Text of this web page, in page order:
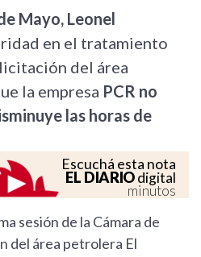
Mayo, Leonel
en el tratamiento
del área
la empresa PCR no
las horas de
Escuchá esta nota
EL DIARIOdigital
minutos
sesión de la Cámara de
del área petrolera El